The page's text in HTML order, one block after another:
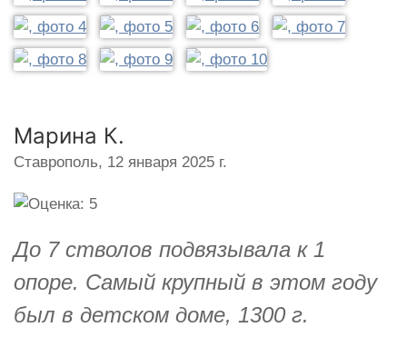
Марина К.
Ставрополь, 12 января 2025 г.
До 7 стволов подвязывала к 1
опоре. Самый крупный в этом году
был в детском доме, 1300 г.